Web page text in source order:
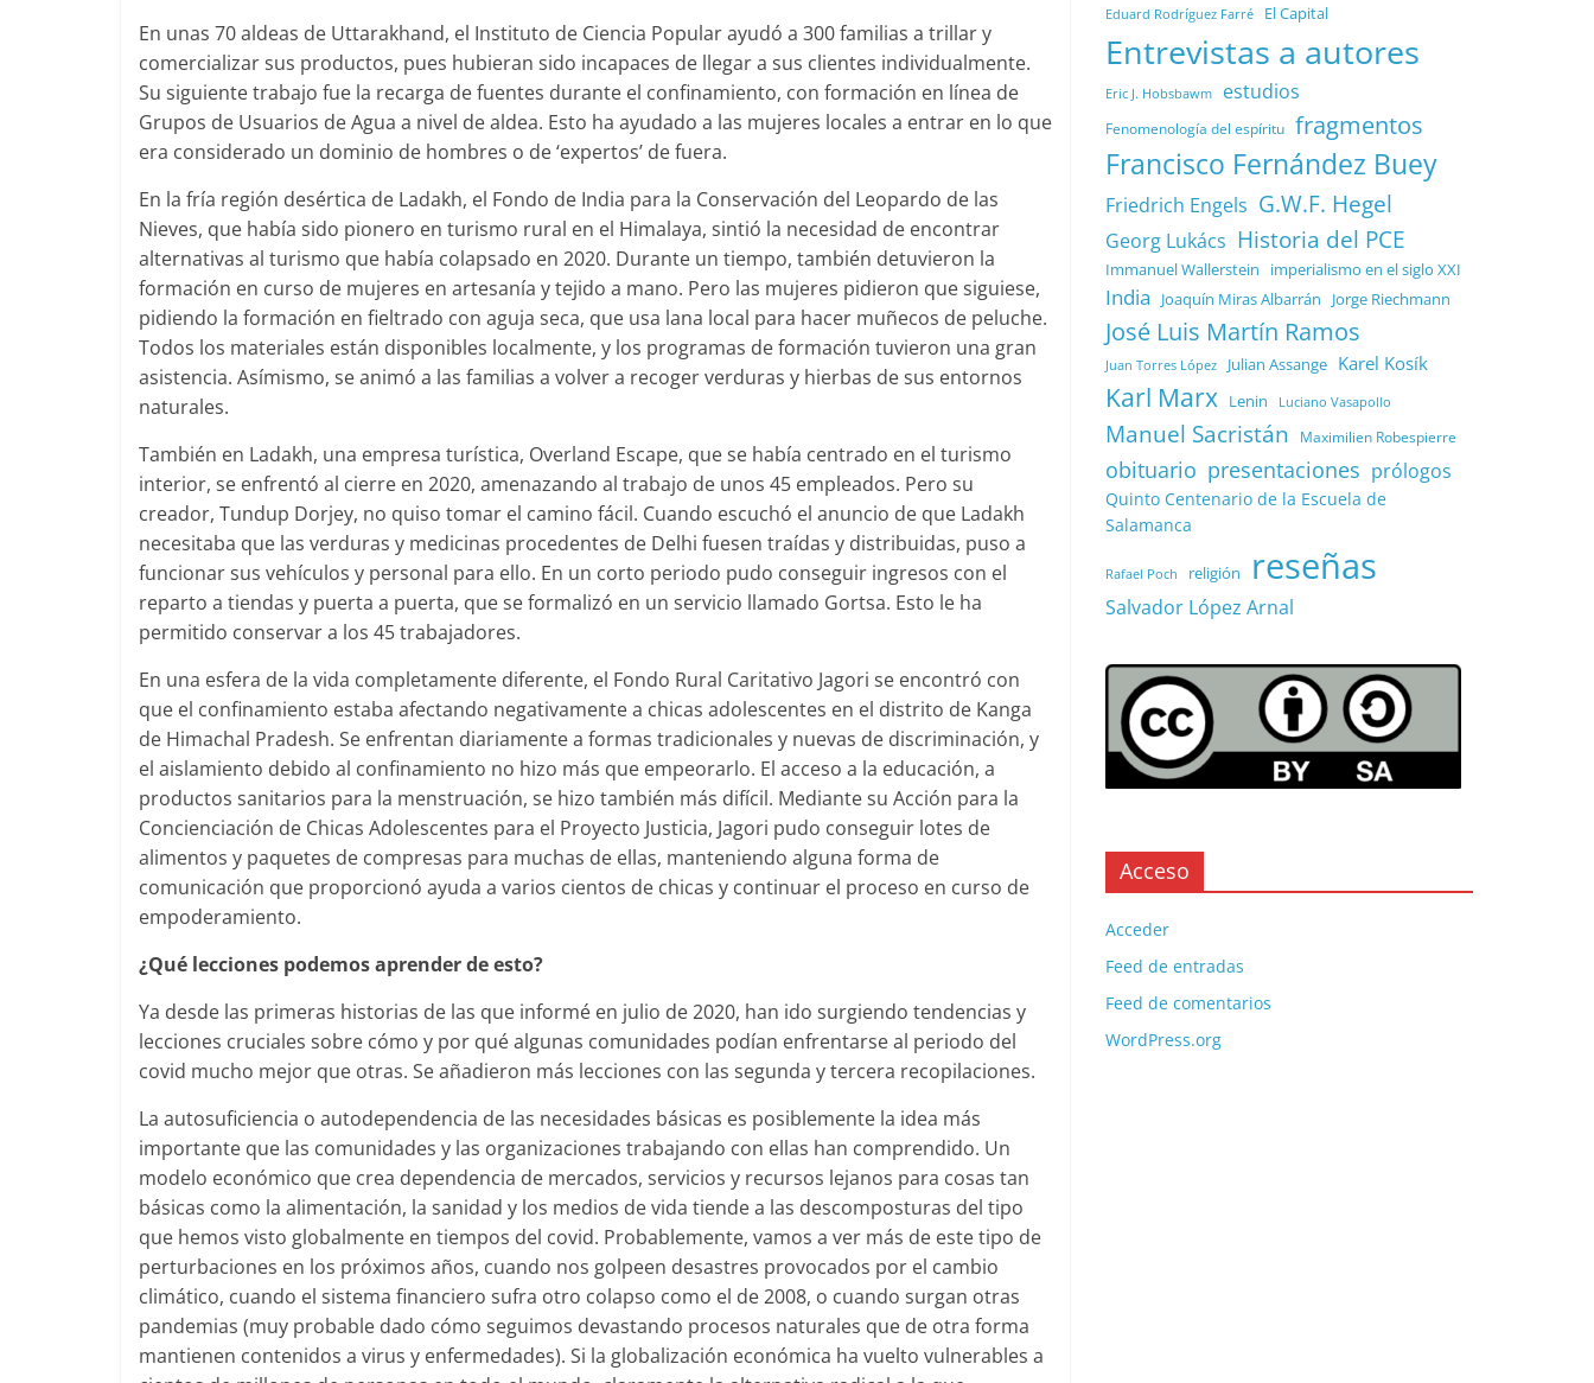
En unas 70 aldeas de Uttarakhand, el Instituto de Ciencia Popular ayudó a 300 familias a trillar y
comercializar sus productos, pues hubieran sido incapaces de llegar a sus clientes individualmente.
Su siguiente trabajo fue la recarga de fuentes durante el confinamiento, con formación en línea de
Grupos de Usuarios de Agua a nivel de aldea. Esto ha ayudado a las mujeres locales a entrar en lo que
era considerado un dominio de hombres o de ‘expertos’ de fuera.
En la fría región desértica de Ladakh, el Fondo de India para la Conservación del Leopardo de las
Nieves, que había sido pionero en turismo rural en el Himalaya, sintió la necesidad de encontrar
alternativas al turismo que había colapsado en 2020. Durante un tiempo, también detuvieron la
formación en curso de mujeres en artesanía y tejido a mano. Pero las mujeres pidieron que siguiese,
pidiendo la formación en fieltrado con aguja seca, que usa lana local para hacer muñecos de peluche.
Todos los materiales están disponibles localmente, y los programas de formación tuvieron una gran
asistencia. Asímismo, se animó a las familias a volver a recoger verduras y hierbas de sus entornos
naturales.
También en Ladakh, una empresa turística, Overland Escape, que se había centrado en el turismo
interior, se enfrentó al cierre en 2020, amenazando al trabajo de unos 45 empleados. Pero su
creador, Tundup Dorjey, no quiso tomar el camino fácil. Cuando escuchó el anuncio de que Ladakh
necesitaba que las verduras y medicinas procedentes de Delhi fuesen traídas y distribuidas, puso a
funcionar sus vehículos y personal para ello. En un corto periodo pudo conseguir ingresos con el
reparto a tiendas y puerta a puerta, que se formalizó en un servicio llamado Gortsa. Esto le ha
permitido conservar a los 45 trabajadores.
En una esfera de la vida completamente diferente, el Fondo Rural Caritativo Jagori se encontró con
que el confinamiento estaba afectando negativamente a chicas adolescentes en el distrito de Kanga
de Himachal Pradesh. Se enfrentan diariamente a formas tradicionales y nuevas de discriminación, y
el aislamiento debido al confinamiento no hizo más que empeorarlo. El acceso a la educación, a
productos sanitarios para la menstruación, se hizo también más difícil. Mediante su Acción para la
Concienciación de Chicas Adolescentes para el Proyecto Justicia, Jagori pudo conseguir lotes de
alimentos y paquetes de compresas para muchas de ellas, manteniendo alguna forma de
comunicación que proporcionó ayuda a varios cientos de chicas y continuar el proceso en curso de
empoderamiento.
¿Qué lecciones podemos aprender de esto?
Ya desde las primeras historias de las que informé en julio de 2020, han ido surgiendo tendencias y
lecciones cruciales sobre cómo y por qué algunas comunidades podían enfrentarse al periodo del
covid mucho mejor que otras. Se añadieron más lecciones con las segunda y tercera recopilaciones.
La autosuficiencia o autodependencia de las necesidades básicas es posiblemente la idea más
importante que las comunidades y las organizaciones trabajando con ellas han comprendido. Un
modelo económico que crea dependencia de mercados, servicios y recursos lejanos para cosas tan
básicas como la alimentación, la sanidad y los medios de vida tiende a las descomposturas del tipo
que hemos visto globalmente en tiempos del covid. Probablemente, vamos a ver más de este tipo de
perturbaciones en los próximos años, cuando nos golpeen desastres provocados por el cambio
climático, cuando el sistema financiero sufra otro colapso como el de 2008, o cuando surgan otras
pandemias (muy probable dado cómo seguimos devastando procesos naturales que de otra forma
mantienen contenidos a virus y enfermedades). Si la globalización económica ha vuelto vulnerables a
Eduard Rodríguez Farré El Capital
Entrevistas a autores
Eric J. Hobsbawm estudios
Fenomenología del espíritu fragmentos
Francisco Fernández Buey
Friedrich Engels G.W.F. Hegel
Georg Lukács Historia del PCE
Immanuel Wallerstein imperialismo en el siglo XXI
India Joaquín Miras Albarrán Jorge Riechmann
José Luis Martín Ramos
Juan Torres López Julian Assange Karel Kosík
Karl Marx Lenin Luciano Vasapollo
Manuel Sacristán Maximilien Robespierre
obituario presentaciones prólogos
Quinto Centenario de la Escuela de
Salamanca
Rafael Poch religión reseñas
Salvador López Arnal
Acceso
Acceder
Feed de entradas
Feed de comentarios
WordPress.org